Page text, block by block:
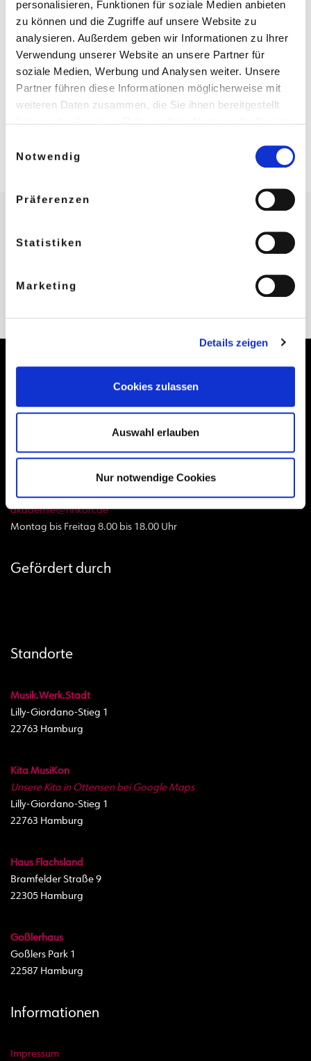
personalisieren, Funktionen für soziale Medien anbieten
zu können und die Zugriffe auf unsere Website zu
analysieren. Außerdem geben wir Informationen zu Ihrer
Verwendung unserer Website an unsere Partner für
soziale Medien, Werbung und Analysen weiter. Unsere
Partner führen diese Informationen möglicherweise mit
weiteren Daten zusammen, die Sie ihnen bereitgestellt
Weitere Informationen in unseren
Notwendig
Präferenzen
Statistiken
Marketing
Details zeigen
Cookies zulassen
Auswahl erlauben
Nur notwendige Cookies
Kontakt
Telefon:040 870 877 - 0
musikschule@hhkon.de
kita@hhkon.de
akademie@hhkon.de
Montag bis Freitag 8.00 bis 18.00 Uhr
Gefördert durch
Standorte
Musik.Werk.Stadt
Lilly-Giordano-Stieg 1
22763 Hamburg
Kita MusiKon
Unsere Kita in Ottensen bei Google Maps
Lilly-Giordano-Stieg 1
22763 Hamburg
Haus Flachsland
Bramfelder Straße 9
22305 Hamburg
Goßlerhaus
Goßlers Park 1
22587 Hamburg
Informationen
Impressum